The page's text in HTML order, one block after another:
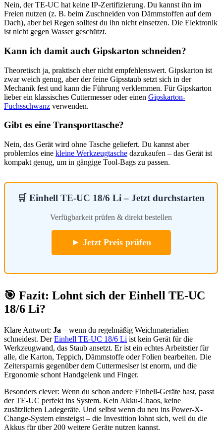
Nein, der TE-UC hat keine IP-Zertifizierung. Du kannst ihn im
Freien nutzen (z. B. beim Zuschneiden von Dämmstoffen auf dem
Dach), aber bei Regen solltest du ihn nicht einsetzen. Die Elektronik
ist nicht gegen Wasser geschützt.
Kann ich damit auch Gipskarton schneiden?
Theoretisch ja, praktisch eher nicht empfehlenswert. Gipskarton ist
zwar weich genug, aber der feine Gipsstaub setzt sich in der
Mechanik fest und kann die Führung verklemmen. Für Gipskarton
lieber ein klassisches Cuttermesser oder einen Gipskarton-
Fuchsschwanz verwenden.
Gibt es eine Transporttasche?
Nein, das Gerät wird ohne Tasche geliefert. Du kannst aber
problemlos eine kleine Werkzeugtasche dazukaufen – das Gerät ist
kompakt genug, um in gängige Tool-Bags zu passen.
🛒 Einhell TE-UC 18/6 Li – Jetzt durchstarten
Verfügbarkeit prüfen & direkt bestellen
► Jetzt Preis prüfen
🎯 Fazit: Lohnt sich der Einhell TE-UC
18/6 Li?
Klare Antwort: Ja – wenn du regelmäßig Weichmaterialien
schneidest. DerEinhell TE-UC 18/6 Li ist kein Gerät für die
Werkzeugwand, das Staub ansetzt. Er ist ein echtes Arbeitstier für
alle, die Karton, Teppich, Dämmstoffe oder Folien bearbeiten. Die
Zeitersparnis gegenüber dem Cuttermesiser ist enorm, und die
Ergonomie schont Handgelenk und Finger.
Besonders clever: Wenn du schon andere Einhell-Geräte hast, passt
der TE-UC perfekt ins System. Kein Akku-Chaos, keine
zusätzlichen Ladegeräte. Und selbst wenn du neu ins Power-X-
Change-System einsteigst – die Investition lohnt sich, weil du die
Akkus für über 200 weitere Geräte nutzen kannst.